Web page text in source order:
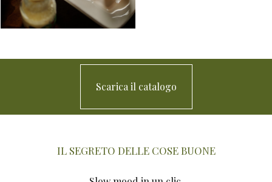
Scarica il catalogo
IL SEGRETO DELLE COSE BUONE